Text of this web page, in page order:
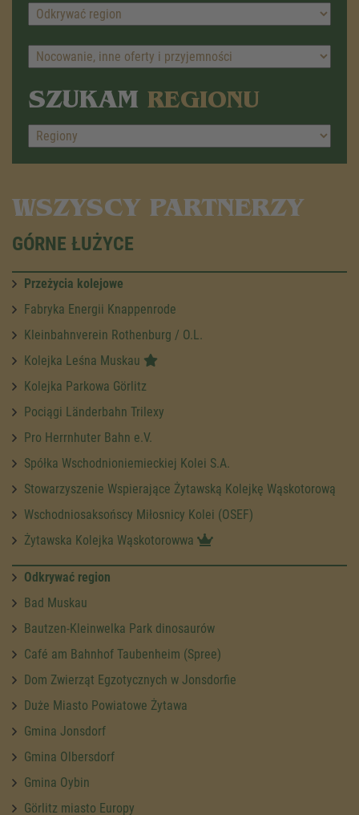
SZUKAM REGIONU
WSZYSCY PARTNERZY
GÓRNE ŁUŻYCE
Przeżycia kolejowe
Fabryka Energii Knappenrode
Kleinbahnverein Rothenburg / O.L.
Kolejka Leśna Muskau
Kolejka Parkowa Görlitz
Pociągi Länderbahn Trilexy
Pro Herrnhuter Bahn e.V.
Spółka Wschodnioniemieckiej Kolei S.A.
Stowarzyszenie Wspierające Żytawską Kolejkę Wąskotorową
Wschodniosaksońscy Miłosnicy Kolei (OSEF)
Żytawska Kolejka Wąskotorowwa
Odkrywać region
Bad Muskau
Bautzen-Kleinwelka Park dinosaurów
Café am Bahnhof Taubenheim (Spree)
Dom Zwierząt Egzotycznych w Jonsdorfie
Duże Miasto Powiatowe Żytawa
Gmina Jonsdorf
Gmina Olbersdorf
Gmina Oybin
Görlitz miasto Europy